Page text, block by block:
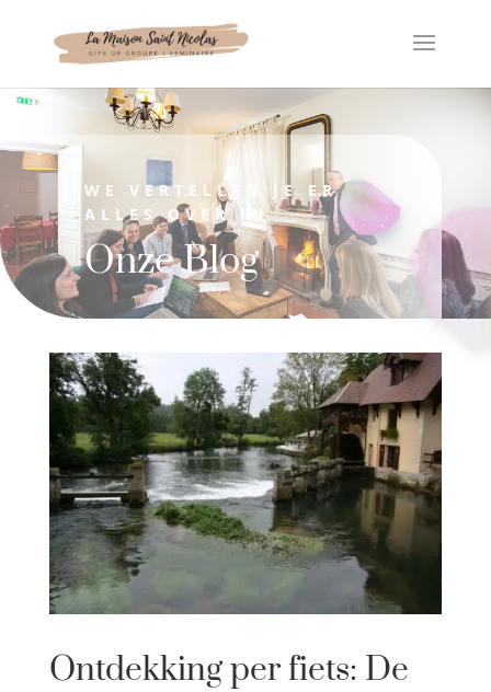
WE VERTELLEN JE ER
ALLES OVER IN
Onze Blog
Ontdekking per fiets: De